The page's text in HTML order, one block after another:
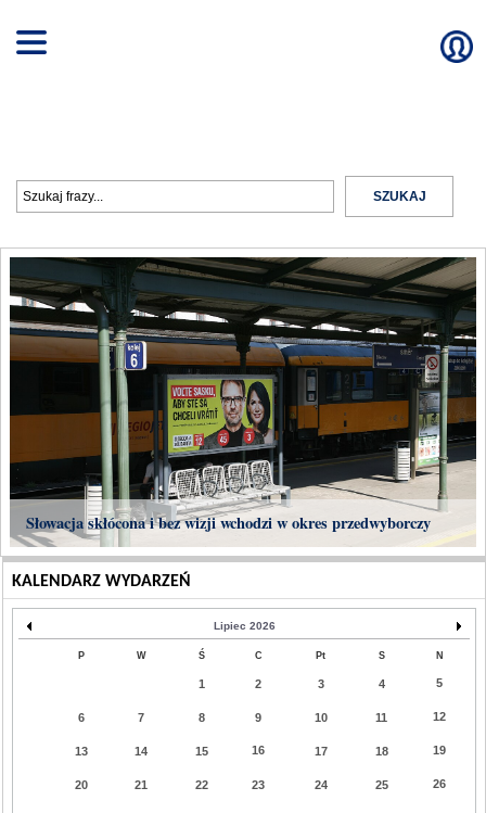
Słowacja skłócona i bez wizji wchodzi w okres przedwyborczy
KALENDARZ WYDARZEŃ
Lipiec 2026
P W Ś C Pt S N
1 2 3 4 5
6 7 8 9 10 11 12
13 14 15 16 17 18 19
20 21 22 23 24 25 26